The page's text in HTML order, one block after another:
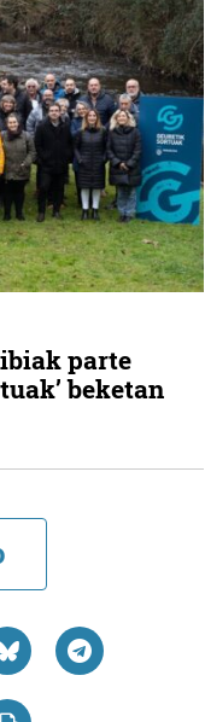
parte
beketan